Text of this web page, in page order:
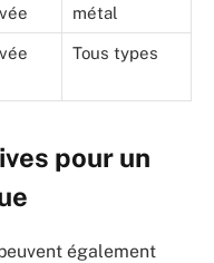
métal
Tous types
pour un
également